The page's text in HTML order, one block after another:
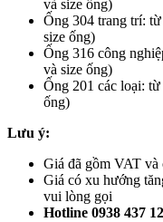
và size ống)
Ống 304 trang trí:
size ống)
Ống 316 công
và size ống)
Ống 201 các loại:
ống)
Lưu ý:
Giá đã gồm VAT và
Giá có xu hướng
vui lòng gọi
Hotline 0938 437